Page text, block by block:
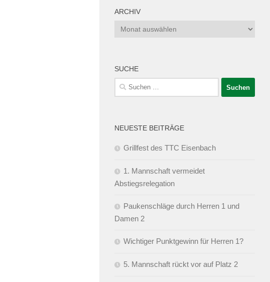
ARCHIV
Archiv
SUCHE
Suchen
nach:
NEUESTE BEITRÄGE
Grillfest des TTC Eisenbach
1. Mannschaft vermeidet
Abstiegsrelegation
Paukenschläge durch Herren 1 und
Damen 2
Wichtiger Punktgewinn für Herren 1?
5. Mannschaft rückt vor auf Platz 2